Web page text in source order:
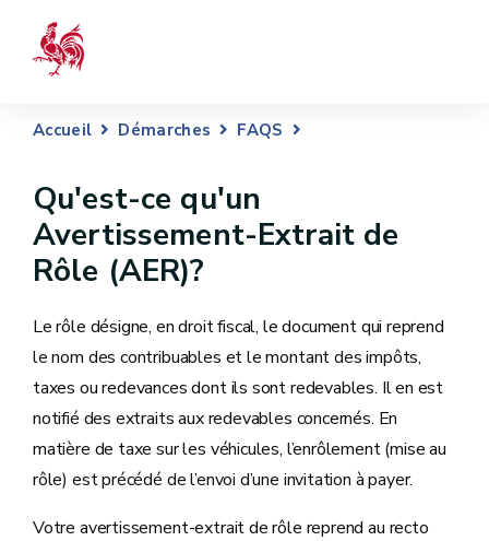
Accueil Démarches FAQS
Qu'est-ce qu'un
Avertissement-Extrait de
Rôle (AER)?
Le rôle désigne, en droit fiscal, le document qui reprend
le nom des contribuables et le montant des impôts,
taxes ou redevances dont ils sont redevables. Il en est
notifié des extraits aux redevables concernés. En
matière de taxe sur les véhicules, l’enrôlement (mise au
rôle) est précédé de l’envoi d’une invitation à payer.
Votre avertissement-extrait de rôle reprend au recto